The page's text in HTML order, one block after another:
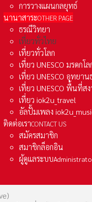
การวางแผนกลยุทธ์
นานาสาระOTHER PAGE
ธรณีวิทยา
เที่ยวทั่วไทย
เที่ยวทั่วโลก
เที่ยว UNESCO มรดกโล
เที่ยว UNESCO อุทยา
เที่ยว UNESCO พื้นที่ส
เที่ยว iok2u_travel
อัลปั้มเพลง
ติดต่อเราCONTACT US
สมัครสมาชิก
สมาชิกล็อกอิน
ผู้ดูแลระบบ